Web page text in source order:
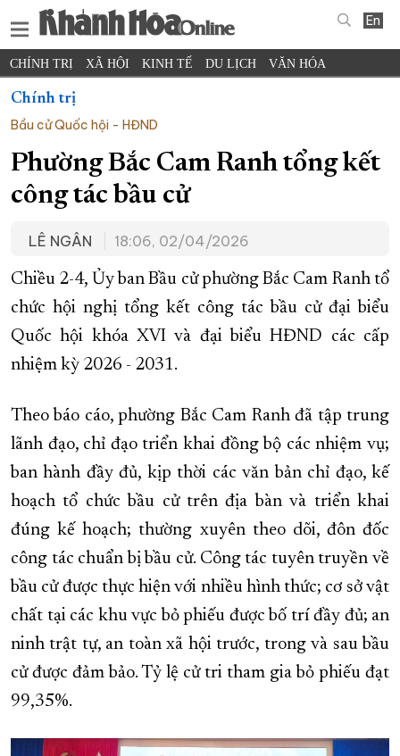
En
CHÍNH TRỊ XÃ HỘI KINH TẾ DU LỊCH VĂN HÓA
THỂ THAO
KHOA HỌC - CÔNG NGHỆ
THẾ GIỚI MULTIMEDIA VIDEO ĐỌC BÁO ONLINE
PODCAST THÔNG TIN - QUẢNG CÁO
TRƯỜNG SA BIỂN ĐẢO QUÊ HƯƠNG
CHUNG TAY CẢI CÁCH HÀNH CHÍNH
XÂY DỰNG NÔNG THÔN MỚI LỊCH CẮT ĐIỆN
TÀU - XE - MÁY BAY
KỶ NIỆM 370 NĂM XÂY DỰNG VÀ PHÁT TRIỂN TỈNH KHÁNH HÒA
XÂY DỰNG KHÁNH HÒA TRỞ THÀNH THÀNH PHỐ TRỰC THUỘC
Chính trị
Bầu cử Quốc hội - HĐND
Phường Bắc Cam Ranh tổng kết
công tác bầu cử
LÊ NGÂN 18:06, 02/04/2026
Chiều 2-4, Ủy ban Bầu cử phường Bắc Cam Ranh tổ
chức hội nghị tổng kết công tác bầu cử đại biểu
Quốc hội khóa XVI và đại biểu HĐND các cấp
nhiệm kỳ 2026 - 2031.
Theo báo cáo, phường Bắc Cam Ranh đã tập trung
lãnh đạo, chỉ đạo triển khai đồng bộ các nhiệm vụ;
ban hành đầy đủ, kịp thời các văn bản chỉ đạo, kế
hoạch tổ chức bầu cử trên địa bàn và triển khai
đúng kế hoạch; thường xuyên theo dõi, đôn đốc
công tác chuẩn bị bầu cử. Công tác tuyên truyền về
bầu cử được thực hiện với nhiều hình thức; cơ sở vật
chất tại các khu vực bỏ phiếu được bố trí đầy đủ; an
ninh trật tự, an toàn xã hội trước, trong và sau bầu
cử được đảm bảo. Tỷ lệ cử tri tham gia bỏ phiếu đạt
99,35%.